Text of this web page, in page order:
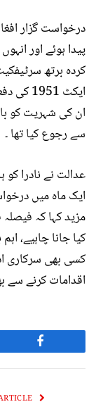
درخواست گزار
پیدا ہوئے اور
کردہ برتھ
ان کی شہریت کو
سے رجوع کیا تھا ۔
عدالت نے نادرا
ایک ماہ میں
مزید کہا کہ
کیا جانا چاہیے،
کسی بھی سرکاری
اقدامات کرنے سے